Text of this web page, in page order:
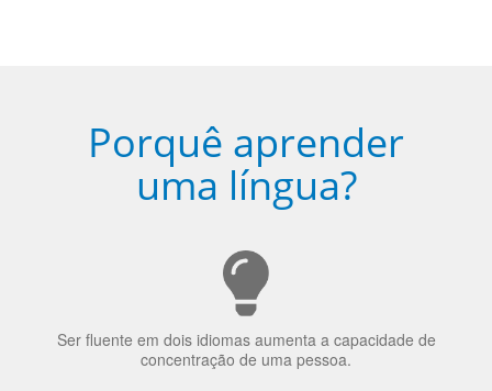
Porquê aprender
uma língua?
Ser fluente em dois idiomas aumenta a capacidade de
concentração de uma pessoa.